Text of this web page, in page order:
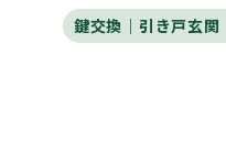
鍵交換｜引き戸玄関